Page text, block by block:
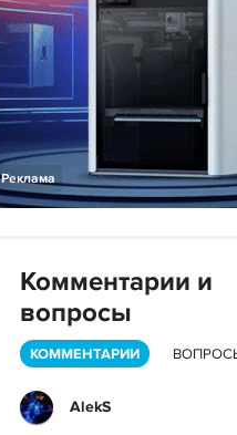
Реклама
Комментарии и
вопросы
КОММЕНТАРИИ
AlekS